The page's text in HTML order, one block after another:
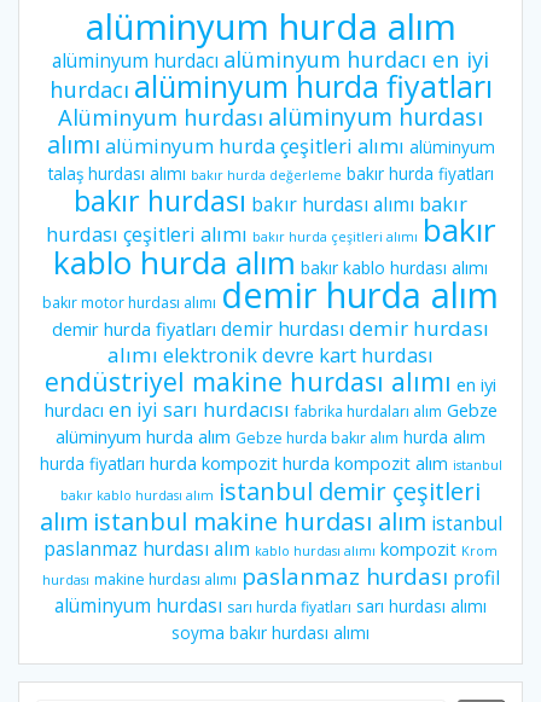
alüminyum hurda alım
alüminyum hurdacı alüminyum hurdacı en iyi
hurdacı alüminyum hurda fiyatları
Alüminyum hurdası alüminyum hurdası
alımı alüminyum hurda çeşitleri alımı alüminyum
talaş hurdası alımı bakır hurda değerleme bakır hurda fiyatları
bakır hurdası bakır hurdası alımı bakır
hurdası çeşitleri alımı bakır hurda çeşitleri alımı bakır
kablo hurda alım bakır kablo hurdası alımı
bakır motor hurdası alımı demir hurda alım
demir hurda fiyatları demir hurdası demir hurdası
alımı elektronik devre kart hurdası
endüstriyel makine hurdası alımı en iyi
hurdacı en iyi sarı hurdacısı fabrika hurdaları alım Gebze
alüminyum hurda alım Gebze hurda bakır alım hurda alım
hurda fiyatları hurda kompozit hurda kompozit alım istanbul
bakır kablo hurdası alım istanbul demir çeşitleri
alım istanbul makine hurdası alım istanbul
paslanmaz hurdası alım kablo hurdası alımı kompozit Krom
hurdası makine hurdası alımı paslanmaz hurdası profil
alüminyum hurdası sarı hurda fiyatları sarı hurdası alımı
soyma bakır hurdası alımı